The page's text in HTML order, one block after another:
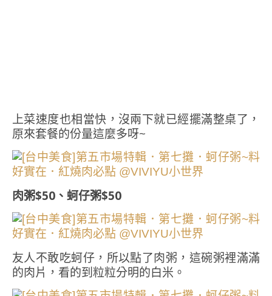
上菜速度也相當快，沒兩下就已經擺滿整桌了，
原來套餐的份量這麼多呀~
肉粥$50、蚵仔粥$50
友人不敢吃蚵仔，所以點了肉粥，這碗粥裡滿滿
的肉片，看的到粒粒分明的白米。